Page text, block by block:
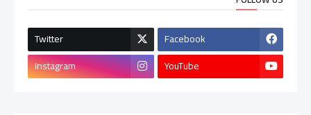
Facebook
Twitter
YouTube
Instagram